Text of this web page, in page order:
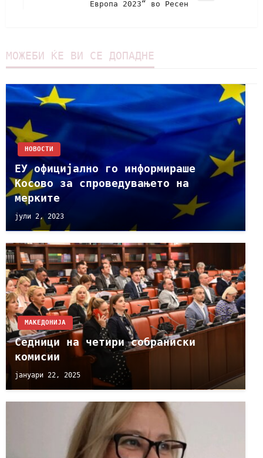
Европа 2023“ во Ресен
МОЖЕБИ ЌЕ ВИ СЕ ДОПАДНЕ
НОВОСТИ
ЕУ официјално го информираше
Косово за спроведувањето на
мерките
јули 2, 2023
МАКЕДОНИЈА
Седници на четири собраниски
комисии
јануари 22, 2025